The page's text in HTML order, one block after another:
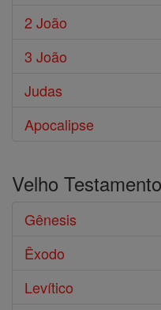
2 João
3 João
Judas
Apocalipse
Velho Testamento
Gênesis
Êxodo
Levítico